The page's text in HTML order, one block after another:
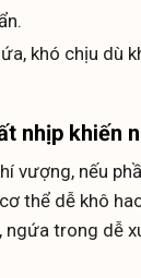
khó chịu dù
nhịp khiến
vượng, nếu
thể dễ khô
trong dễ